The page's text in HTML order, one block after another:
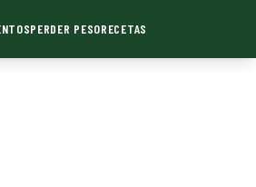
PERDER PESORECETAS